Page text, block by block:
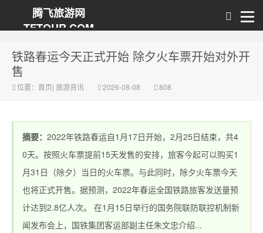
腾飞旅游网
TFTOUR.COM
铁路春运今天正式开始 除夕火车票开始对外开
售
位置： 首页| 旅游资讯 2026-08-08 808
摘要： 2022年铁路春运自1月17日开始，2月25日结束，共4
0天。按照火车票提前15天发售的安排，旅客今起可以购买1
月31日（除夕）当日的火车票。与此同时，除夕火车票今天
也将正式开售。据预测，2022年春运全国铁路旅客发送量预
计达到2.8亿人次。 在1月15日举行的国务院联防联控机制新
闻发布会上，国铁集团客运部副主任朱文忠介绍...